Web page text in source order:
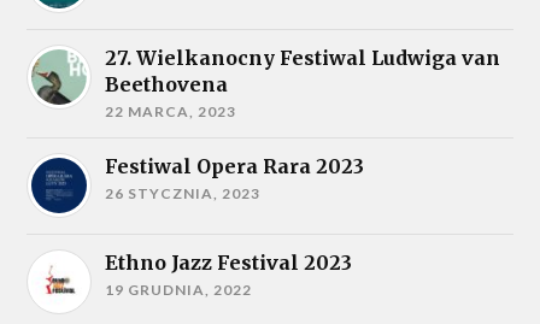
27. Wielkanocny Festiwal Ludwiga van
Beethovena
22 MARCA, 2023
Festiwal Opera Rara 2023
26 STYCZNIA, 2023
Ethno Jazz Festival 2023
19 GRUDNIA, 2022